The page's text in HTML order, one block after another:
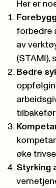
Her er
forbedre
av
(STAMI),
Bedre
øke
Styrking